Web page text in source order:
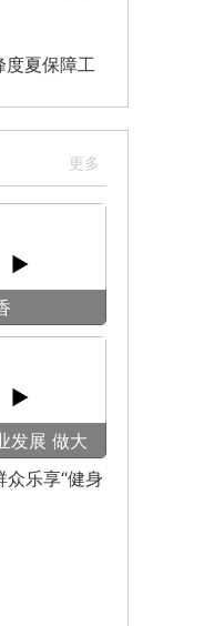
度夏保障工
发展 做大
乐享“健身